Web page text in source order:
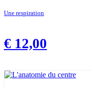
Une respiration
€ 12,00